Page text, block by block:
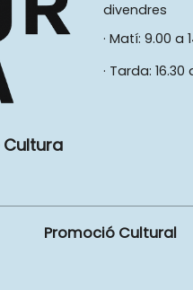
Cultura
divendres
· Matí: 9.00 a
· Tarda: 16.30
Promoció Cultural